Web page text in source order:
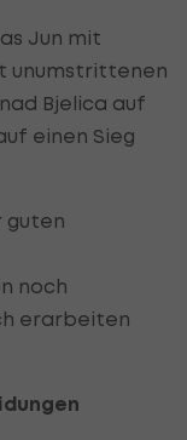
Jun mit
unumstrittenen
Bjelica auf
einen Sieg
guten
noch
erarbeiten